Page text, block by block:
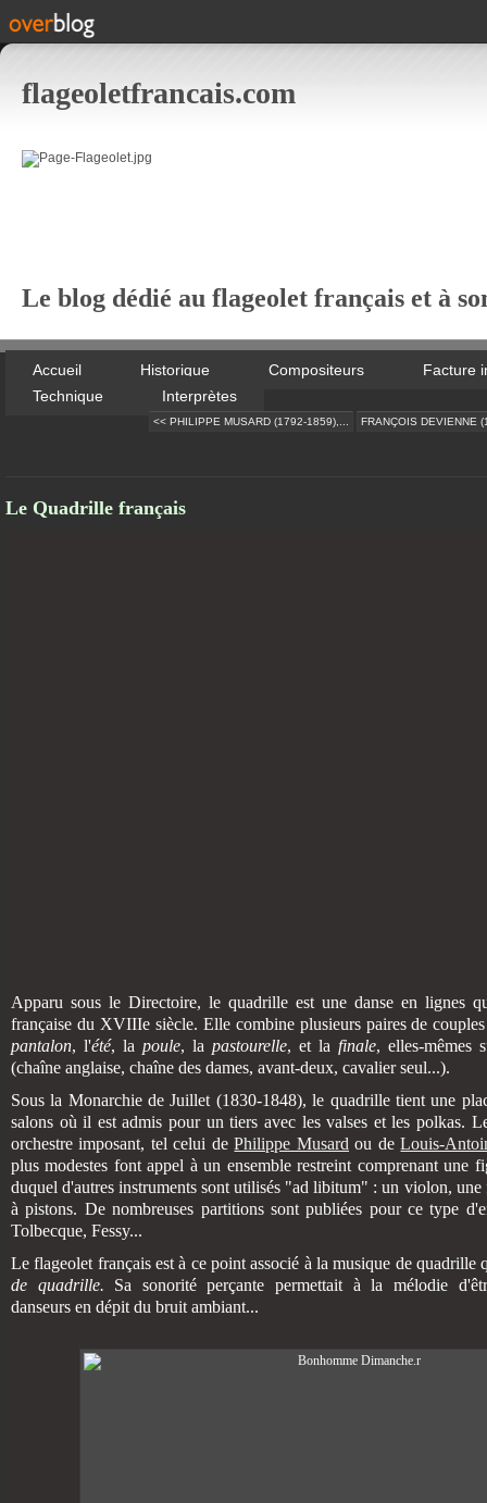
flageoletfrancais.com
Le blog dédié au flageolet français et à
Accueil Historique Compositeurs
Facture
Technique
Interprètes
<< PHILIPPE MUSARD (1792-1859),... FRANÇOIS DEVIENNE
Le Quadrille français
Apparu sous le Directoire, le quadrille est une danse en lignes
française du XVIIIe siècle. Elle combine plusieurs paires de
pantalon, l'été, la poule, la pastourelle, et la finale, elles-mêmes
(chaîne anglaise, chaîne des dames, avant-deux, cavalier seul...).
Sous la Monarchie de Juillet (1830-1848), le quadrille tient une
salons où il est admis pour un tiers avec les valses et les polkas.
orchestre imposant, tel celui dePhilippe Musard ou deLouis-
plus modestes font appel à un ensemble restreint comprenant une
duquel d'autres instruments sont utilisés "ad libitum" : un violon,
à pistons. De nombreuses partitions sont publiées pour ce type
Tolbecque, Fessy...
Le flageolet français est à ce point associé à la musique de
de quadrille. Sa sonorité perçante permettait à la mélodie
danseurs en dépit du bruit ambiant...